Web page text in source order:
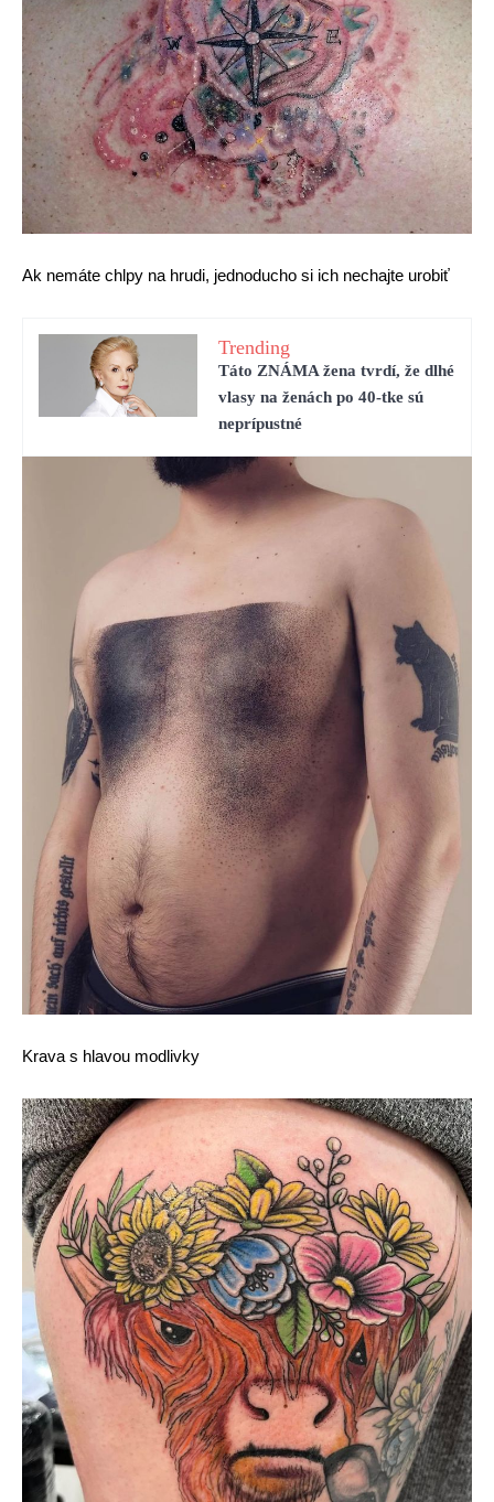
Ak nemáte chlpy na hrudi, jednoducho si ich nechajte urobiť
Trending
Táto ZNÁMA žena tvrdí, že dlhé
vlasy na ženách po 40-tke sú
neprípustné
Krava s hlavou modlivky